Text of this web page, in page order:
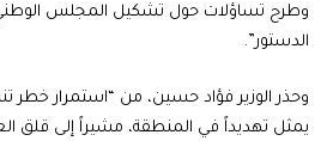
وطرح تساؤلات حول تشكيل المجلس الوطني،
الدستور”.
وحذر الوزير فؤاد حسين، من “استمرار خطر
يمثل تهديداً في المنطقة، مشيراً إلى قلق